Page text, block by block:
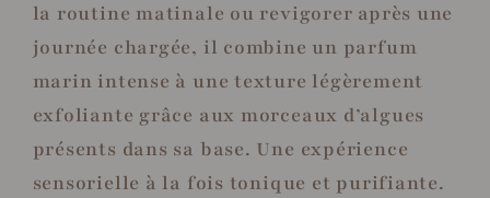
la routine matinale ou revigorer après une
journée chargée, il combine un parfum
marin intense à une texture légèrement
exfoliante grâce aux morceaux d’algues
présents dans sa base. Une expérience
sensorielle à la fois tonique et purifiante.